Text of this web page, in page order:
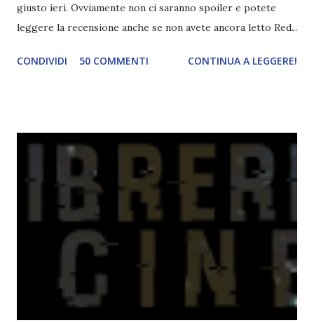
giusto ieri. Ovviamente non ci saranno spoiler e potete
leggere la recensione anche se non avete ancora letto Red.
Green sono state delle letture molto piacevoli ma non
potete capire le mie aspettative! Innanzitutto, se la Gier o
probabilmente lo avrei apprezzato molto di più. Red è
molto introduttivo, nel senso che in trecento pagine non
succede un bel niente. E non ha nemmeno un finale ._.
finisce esattamente nel bel mezzo della storia (anzi, quale
"mezzo" della storia? Questa storia ha praticamente solo
CONDIVIDI 50 COMMENTI CONTINUA A LEGGERE!